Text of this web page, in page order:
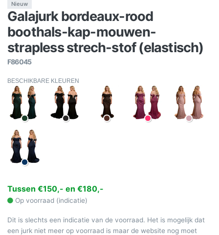
Nieuw
Galajurk bordeaux-rood
boothals-kap-mouwen-
strapless strech-stof (elastisch)
F86045
BESCHIKBARE KLEUREN
Tussen €150,- en €180,-
Op voorraad (indicatie)
Dit is slechts een indicatie van de voorraad. Het is mogelijk dat
een jurk niet meer op voorraad is maar de website nog moet